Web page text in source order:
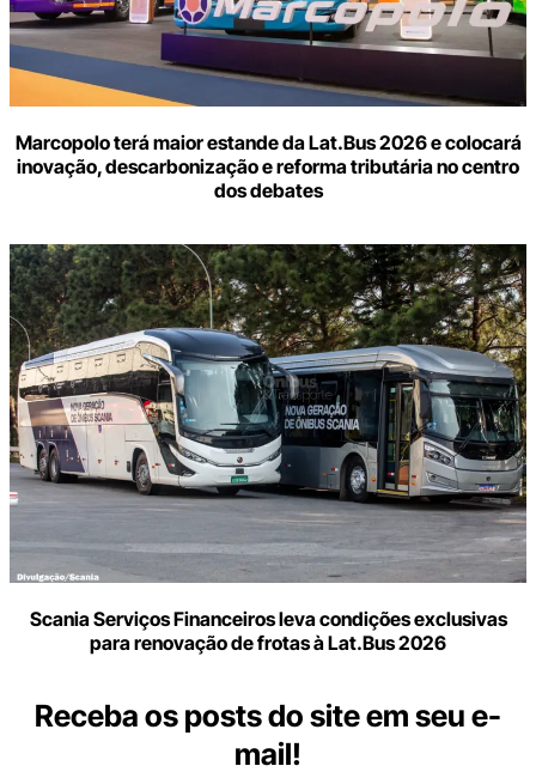
Marcopolo terá maior estande da Lat.Bus 2026 e colocará
inovação, descarbonização e reforma tributária no centro
dos debates
Scania Serviços Financeiros leva condições exclusivas
para renovação de frotas à Lat.Bus 2026
Receba os posts do site em seu e-
mail!